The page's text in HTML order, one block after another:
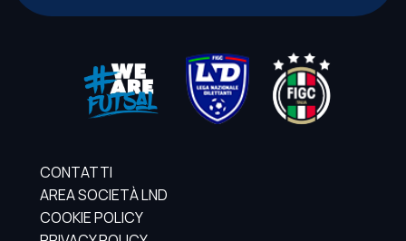
CONTATTI
AREA SOCIETÀ LND
COOKIE POLICY